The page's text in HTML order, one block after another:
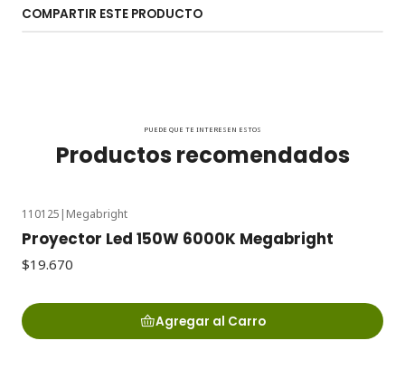
COMPARTIR ESTE PRODUCTO
PUEDE QUE TE INTERESEN ESTOS
Productos recomendados
110125 | Megabright
Proyector Led 150W 6000K Megabright
$19.670
Agregar al Carro